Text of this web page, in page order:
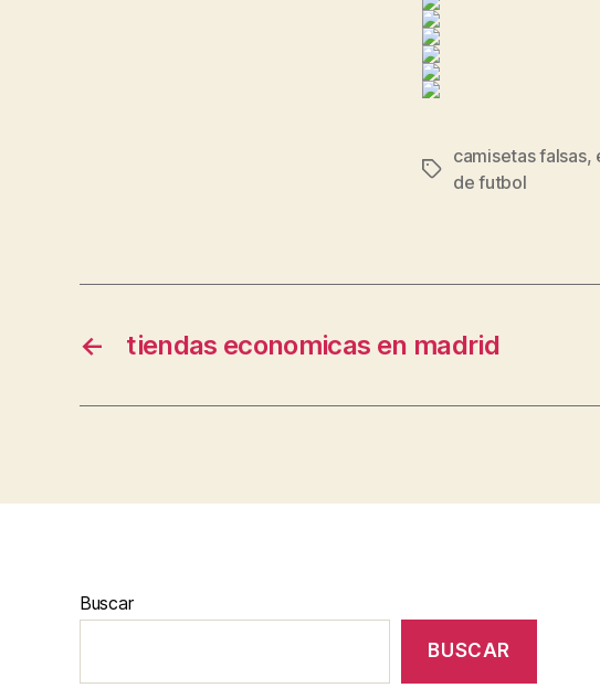
Etiquetas
camisetas falsas,
de futbol
← tiendas economicas en madrid
Buscar
BUSCAR